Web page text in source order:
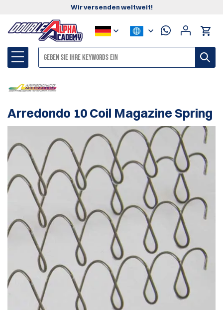
Wir versenden weltweit!
Arredondo 10 Coil Magazine Spring